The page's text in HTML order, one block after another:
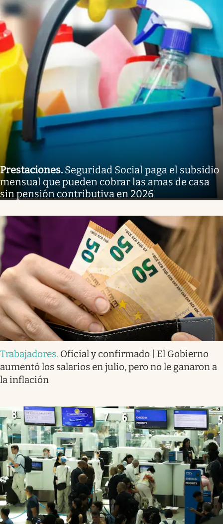
Prestaciones. Seguridad Social paga el subsidio
mensual que pueden cobrar las amas de casa
sin pensión contributiva en 2026
Trabajadores. Oficial y confirmado | El Gobierno
aumentó los salarios en julio, pero no le ganaron a
la inflación